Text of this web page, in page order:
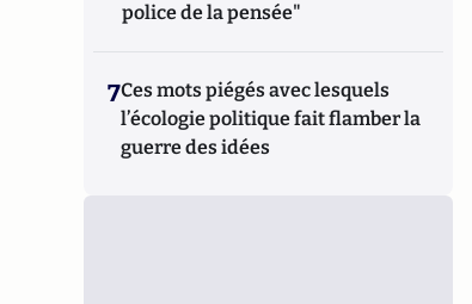
police de la pensée"
7Ces mots piégés avec lesquels
l’écologie politique fait flamber la
guerre des idées